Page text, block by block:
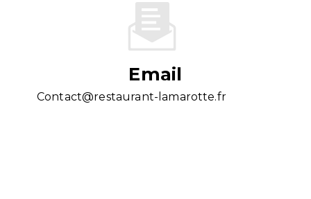
Email
contact@restaurant-lamarotte.fr